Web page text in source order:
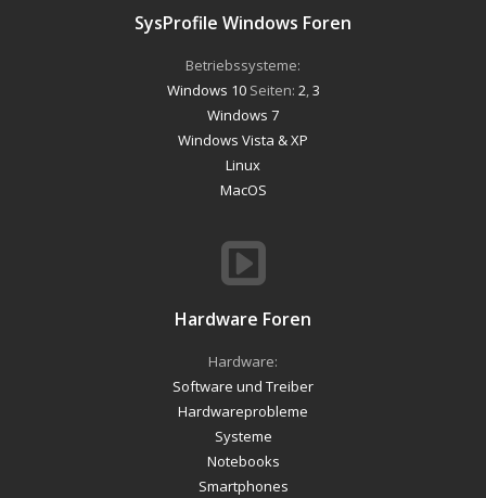
SysProfile Windows Foren
Betriebssysteme:
Windows 10Seiten: 2 3
Windows 7
Windows Vista & XP
Linux
MacOS
Hardware Foren
Hardware:
Software und Treiber
Hardwareprobleme
Systeme
Notebooks
Smartphones